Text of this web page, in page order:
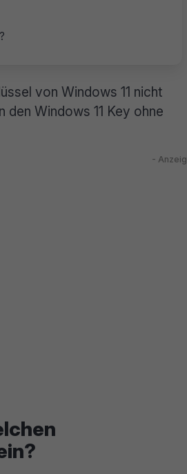
von Windows 11 nicht
den Windows 11 Key ohne